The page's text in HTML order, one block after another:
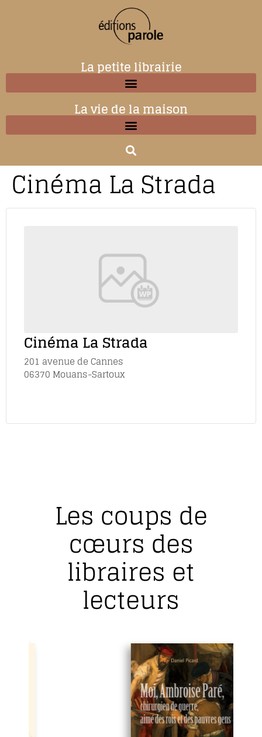
La petite librairie
La vie de la maison
Cinéma La Strada
Cinéma La Strada
201 avenue de Cannes
06370 Mouans-Sartoux
Les coups de
cœurs des
libraires et
lecteurs